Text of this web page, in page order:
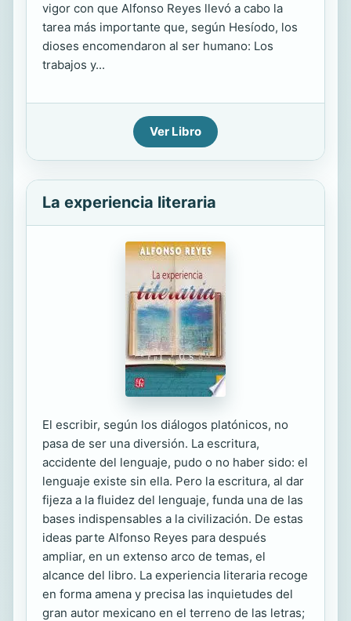
vigor con que Alfonso Reyes llevó a cabo la
tarea más importante que, según Hesíodo, los
dioses encomendaron al ser humano: Los
trabajos y...
Ver Libro
La experiencia literaria
El escribir, según los diálogos platónicos, no
pasa de ser una diversión. La escritura,
accidente del lenguaje, pudo o no haber sido: el
lenguaje existe sin ella. Pero la escritura, al dar
fijeza a la fluidez del lenguaje, funda una de las
bases indispensables a la civilización. De estas
ideas parte Alfonso Reyes para después
ampliar, en un extenso arco de temas, el
alcance del libro. La experiencia literaria recoge
en forma amena y precisa las inquietudes del
gran autor mexicano en el terreno de las letras;